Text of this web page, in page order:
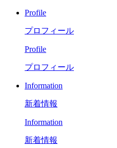
Profile
プロフィール
Profile
プロフィール
Information
新着情報
Information
新着情報